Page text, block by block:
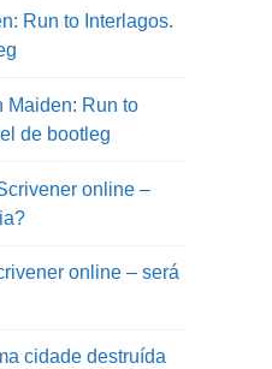
Run to Interlagos.
Maiden: Run to
de bootleg
online –
online – será
cidade destruída